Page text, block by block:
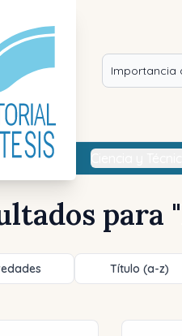
para "
Título (a-z)